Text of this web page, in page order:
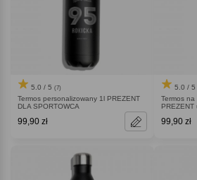
5.0 / 5 (7)
Termos personalizowany 1l PREZENT
DLA SPORTOWCA
99,90 zł
5.0 / 5
Termos na
PREZENT
99,90 zł